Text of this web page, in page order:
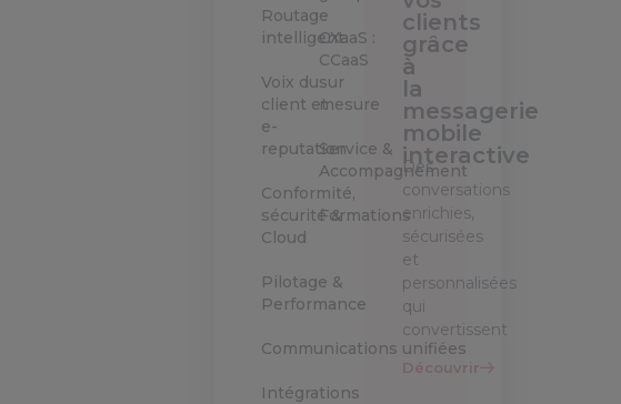
Routage
intelligent
Voix du
client et
e-
reputation
Conformité,
sécurité &
Cloud
Pilotage &
Performance
Communications unifiées
Intégrations
CXaaS :
CCaaS
sur
mesure
Service &
Accompagnement
Formations
clients
grâce
à
la
messagerie
mobile
interactive
Des
conversations
enrichies,
sécurisées
et
personnalisées
qui
convertissent
Découvrir